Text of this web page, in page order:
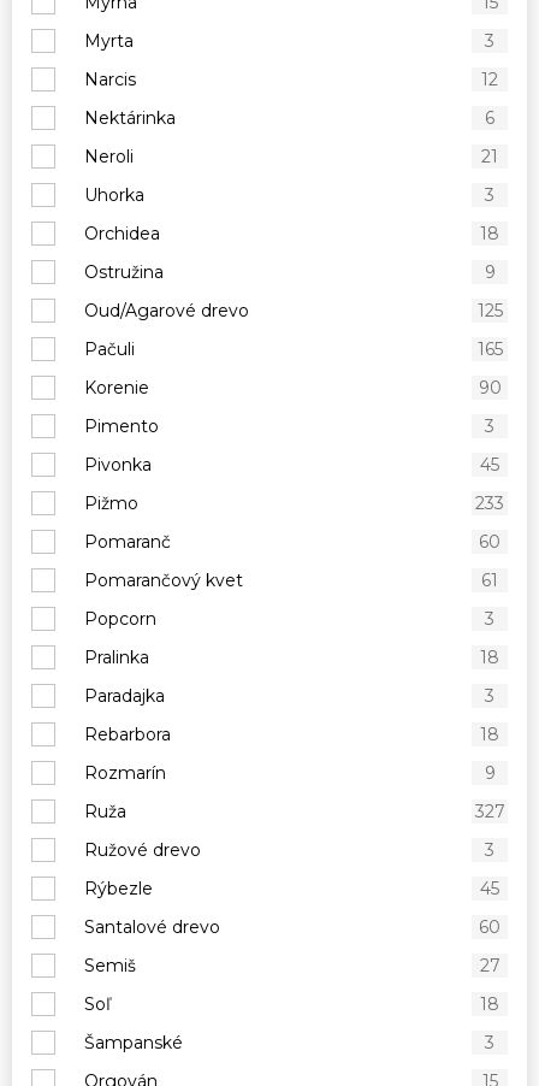
Myrta
3
Narcis
12
Nektárinka
6
Neroli
21
Uhorka
3
Orchidea
18
Ostružina
9
Oud/Agarové drevo
125
Pačuli
165
Korenie
90
Pimento
3
Pivonka
45
Pižmo
233
Pomaranč
60
Pomarančový kvet
61
Popcorn
3
Pralinka
18
Paradajka
3
Rebarbora
18
Rozmarín
9
Ruža
327
Ružové drevo
3
Rýbezle
45
Santalové drevo
60
Semiš
27
Soľ
18
Šampanské
3
Orgován
15